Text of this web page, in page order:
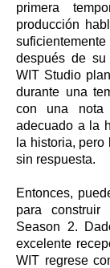
primera
producción
después de
WIT Studio
durante una
con una nota
adecuado a la
la historia,
sin respuesta.
Entonces,
para
Season 2.
excelente
WIT regrese